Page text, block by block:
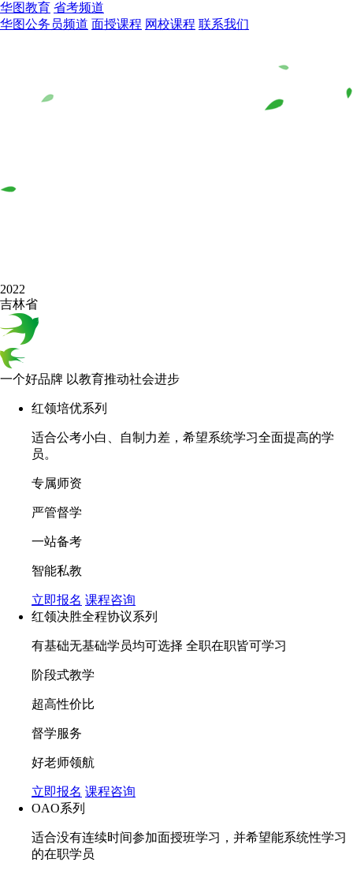
华图教育 省考频道
华图公务员频道 面授课程 网校课程 联系我们
2022
吉林省
一个好品牌 以教育推动社会进步
红领培优系列
适合公考小白、自制力差，希望系统学习全面提高的学
员。
专属师资
严管督学
一站备考
智能私教
立即报名 课程咨询
红领决胜全程协议系列
有基础无基础学员均可选择 全职在职皆可学习
阶段式教学
超高性价比
督学服务
好老师领航
立即报名 课程咨询
OAO系列
适合没有连续时间参加面授班学习，并希望能系统性学习
的在职学员